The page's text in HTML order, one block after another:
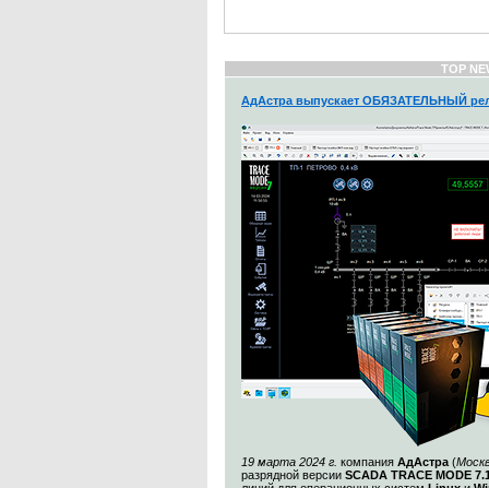
TOP
АдАстра выпускает ОБЯЗАТЕЛЬНЫЙ
19 марта 2024 г. компания АдАстра (
разрядной версии SCADA TRACE MODE